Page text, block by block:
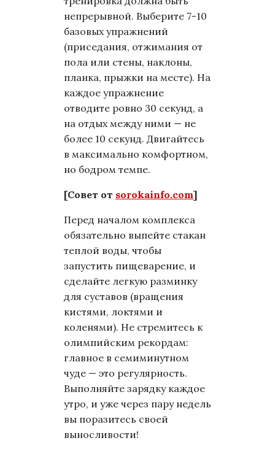
непрерывной. Выберите 7-10
базовых упражнений
(приседания, отжимания от
пола или стены, наклоны,
планка, прыжки на месте). На
каждое упражнение
отводите ровно 30 секунд, а
на отдых между ними — не
более 10 секунд. Двигайтесь
в максимально комфортном,
но бодром темпе.
[Совет от sorokainfo.com]
Перед началом комплекса
обязательно выпейте стакан
теплой воды, чтобы
запустить пищеварение, и
сделайте легкую разминку
для суставов (вращения
кистями, локтями и
коленями). Не стремитесь к
олимпийским рекордам:
главное в семиминутном
чуде — это регулярность.
Выполняйте зарядку каждое
утро, и уже через пару недель
вы поразитесь своей
выносливости!